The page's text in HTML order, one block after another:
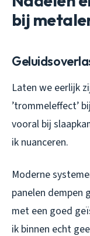
bij
Laten we eerlijk
’trommeleffect’
vooral bij
ik nuanceren.
Moderne
panelen dempen
met een goed
ik binnen echt